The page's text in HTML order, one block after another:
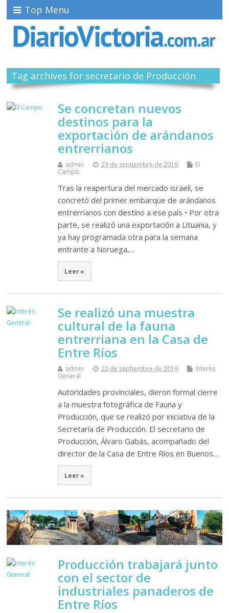
Top Menu
Tag archives for secretario de Producción
Se concretan nuevos
destinos para la
exportación de arándanos
entrerrianos
admin 23 de septiembre de 2019
El
Campo
Tras la reapertura del mercado israelí, se
concretó del primer embarque de arándanos
entrerrianos con destino a ese país • Por otra
parte, se realizó una exportación a Lituania, y
ya hay programada otra para la semana
entrante a Noruega,…
Leer »
Se realizó una muestra
cultural de la fauna
entrerriana en la Casa de
Entre Ríos
admin 22 de septiembre de 2019
Interés
General
Autoridades provinciales, dieron formal cierre
a la muestra fotográfica de Fauna y
Producción, que se realizó por iniciativa de la
Secretaría de Producción. El secretario de
Producción, Álvaro Gabás, acompañado del
director de la Casa de Entre Ríos en Buenos…
Leer »
Producción trabajará junto
con el sector de
industriales panaderos de
Entre Ríos